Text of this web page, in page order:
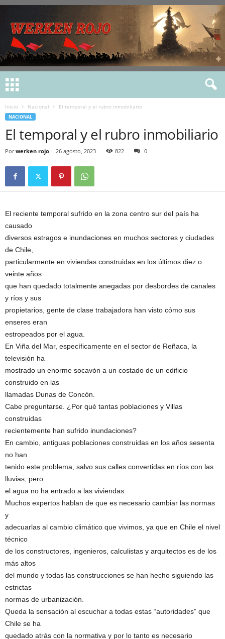
Inicio Nacional El temporal y el rubro inmobiliario
NACIONAL
El temporal y el rubro inmobiliario
Por werken rojo - 26 agosto, 2023 822 0
El reciente temporal sufrido en la zona centro sur del país ha
causado
diversos estragos e inundaciones en muchos sectores y ciudades
de Chile,
particularmente en viviendas construidas en los últimos diez o
veinte años
que han quedado totalmente anegadas por desbordes de canales
y ríos y sus
propietarios, gente de clase trabajadora han visto cómo sus
enseres eran
estropeados por el agua.
En Viña del Mar, específicamente en el sector de Reñaca, la
televisión ha
mostrado un enorme socavón a un costado de un edificio
construido en las
llamadas Dunas de Concón.
Cabe preguntarse. ¿Por qué tantas poblaciones y Villas
construidas
recientemente han sufrido inundaciones?
En cambio, antiguas poblaciones construidas en los años sesenta
no han
tenido este problema, salvo sus calles convertidas en ríos con las
lluvias, pero
el agua no ha entrado a las viviendas.
Muchos expertos hablan de que es necesario cambiar las normas
y
adecuarlas al cambio climático que vivimos, ya que en Chile el nivel
técnico
de los constructores, ingenieros, calculistas y arquitectos es de los
más altos
del mundo y todas las construcciones se han hecho siguiendo las
estrictas
normas de urbanización.
Queda la sensación al escuchar a todas estas “autoridades” que
Chile se ha
quedado atrás con la normativa y por lo tanto es necesario